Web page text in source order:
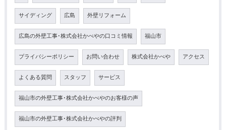
サイディング 広島 外壁リフォーム
広島の外壁工事･株式会社かべやの口コミ情報 福山市
プライバシーポリシー お問い合わせ 株式会社かべや アクセス
よくある質問 スタッフ サービス
福山市の外壁工事･株式会社かべやのお客様の声
福山市の外壁工事･株式会社かべやの評判